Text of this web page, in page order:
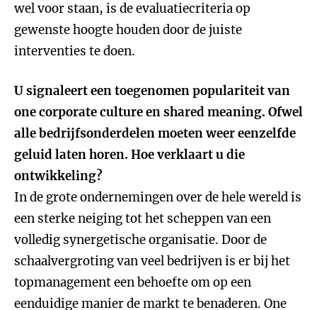
wel voor staan, is de evaluatiecriteria op
gewenste hoogte houden door de juiste
interventies te doen.
U signaleert een toegenomen populariteit van
one corporate culture en shared meaning. Ofwel
alle bedrijfsonderdelen moeten weer eenzelfde
geluid laten horen. Hoe verklaart u die
ontwikkeling?
In de grote ondernemingen over de hele wereld is
een sterke neiging tot het scheppen van een
volledig synergetische organisatie. Door de
schaalvergroting van veel bedrijven is er bij het
topmanagement een behoefte om op een
eenduidige manier de markt te benaderen. One